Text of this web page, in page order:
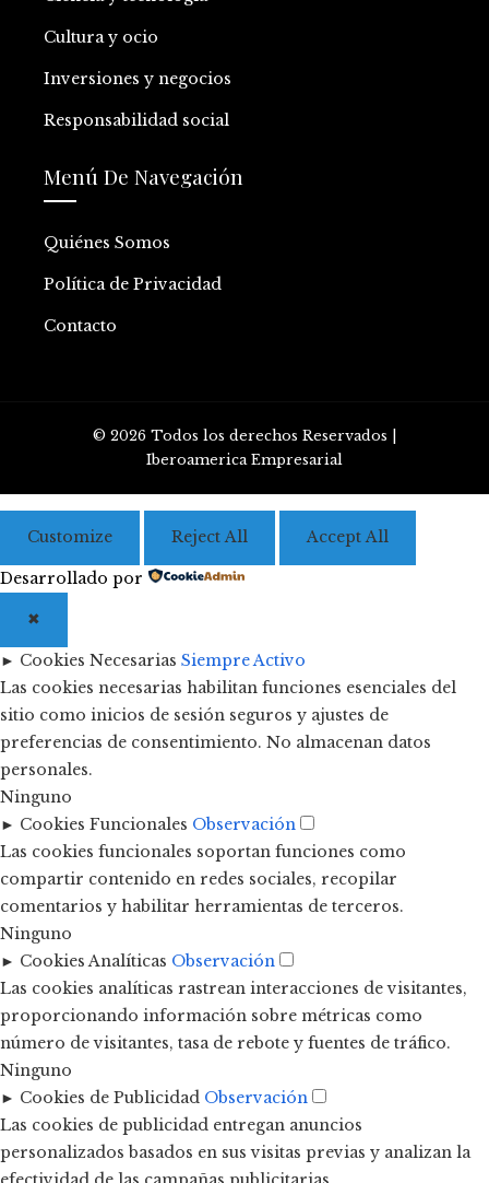
Cultura y ocio
Inversiones y negocios
Responsabilidad social
Menú De Navegación
Quiénes Somos
Política de Privacidad
Contacto
© 2026 Todos los derechos Reservados |
Iberoamerica Empresarial
Customize Reject All Accept All
Desarrollado por
✖
► Cookies Necesarias Siempre Activo
Las cookies necesarias habilitan funciones esenciales del
sitio como inicios de sesión seguros y ajustes de
preferencias de consentimiento. No almacenan datos
personales.
Ninguno
► Cookies Funcionales Observación
Las cookies funcionales soportan funciones como
compartir contenido en redes sociales, recopilar
comentarios y habilitar herramientas de terceros.
Ninguno
► Cookies Analíticas Observación
Las cookies analíticas rastrean interacciones de visitantes,
proporcionando información sobre métricas como
número de visitantes, tasa de rebote y fuentes de tráfico.
Ninguno
► Cookies de Publicidad Observación
Las cookies de publicidad entregan anuncios
personalizados basados en sus visitas previas y analizan la